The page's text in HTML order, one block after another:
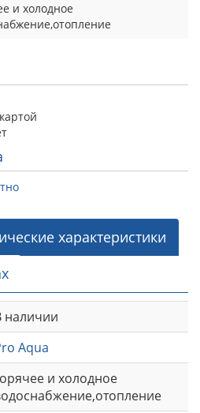
и холодное
характеристики
наличии
Aqua
и холодное